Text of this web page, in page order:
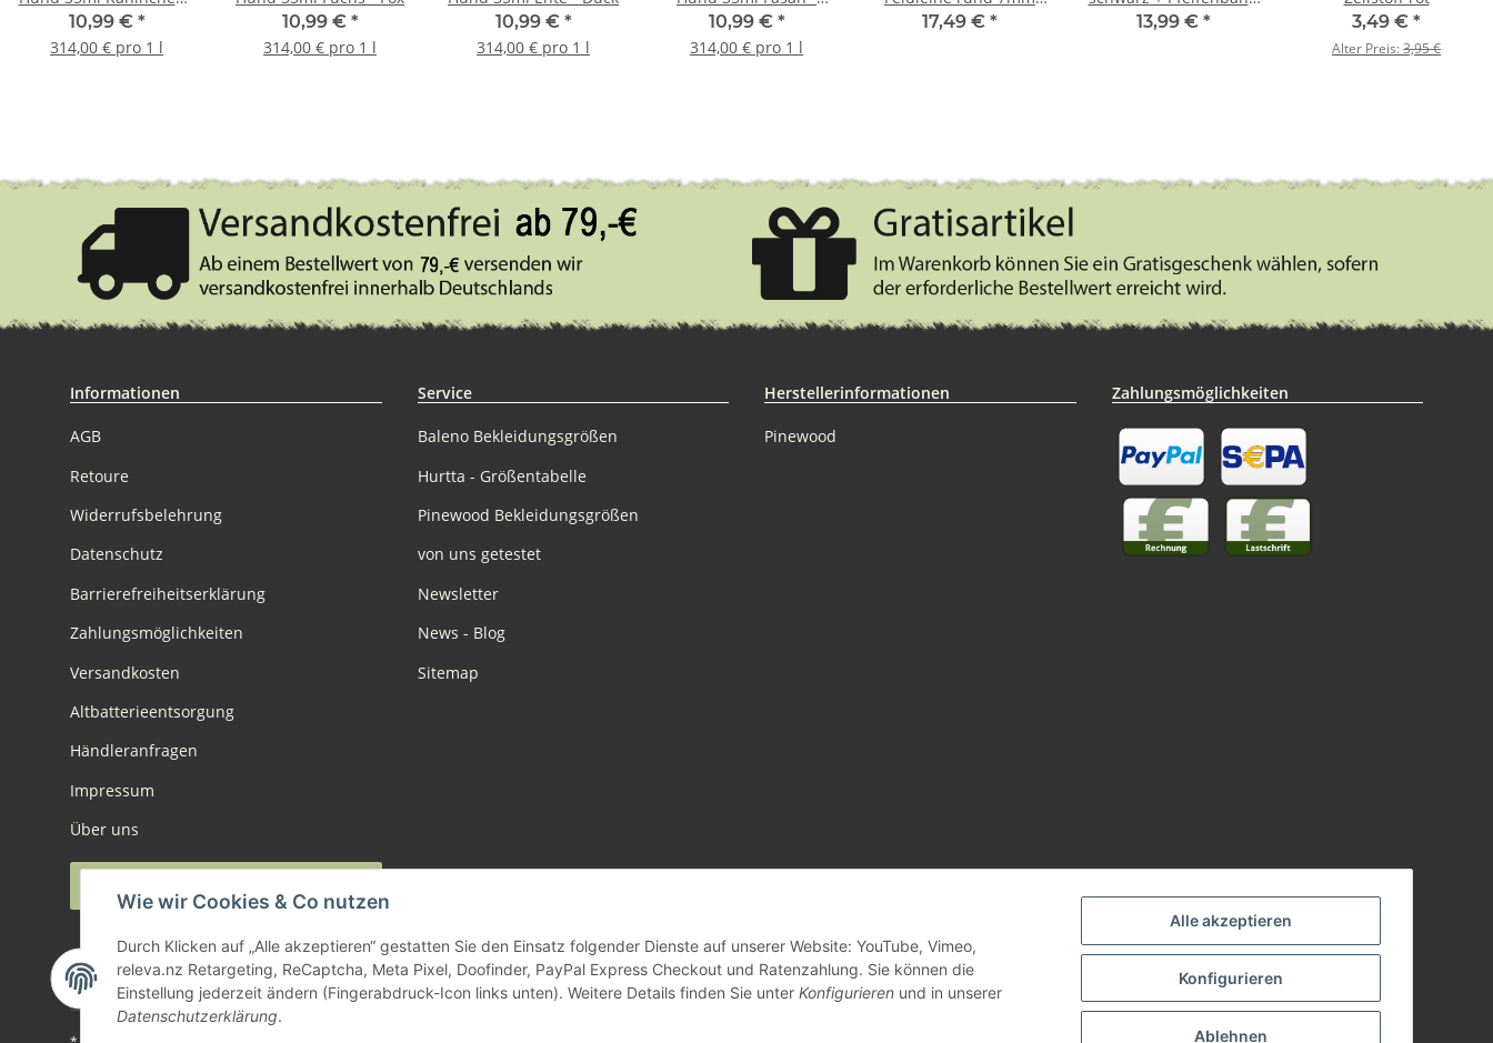
Alle akzeptieren
Konfigurieren
Ablehnen
Wie wir Cookies & Co nutzen
Durch Klicken auf „Alle akzeptieren“ gestatten Sie den Einsatz folgender Dienste auf unserer Website: YouTube, Vimeo,
releva.nz Retargeting, ReCaptcha, Meta Pixel, Doofinder, PayPal Express Checkout und Ratenzahlung. Sie können die
Einstellung jederzeit ändern (Fingerabdruck-Icon links unten). Weitere Details finden Sie unter Konfigurieren und in unserer
Datenschutzerklärung.
Rabbit
10,99 € *
314,00 € pro 1 l
10,99 € *
314,00 € pro 1 l
10,99 € *
314,00 € pro 1 l
Pheasant
10,99 € *
314,00 € pro 1 l
neon orange Standard
17,49 € *
kostenlos
13,99 € *
3,49 € *
Alter Preis:3,95 €
Informationen
AGB
Retoure
Widerrufsbelehrung
Datenschutz
Barrierefreiheitserklärung
Zahlungsmöglichkeiten
Versandkosten
Altbatterieentsorgung
Händleranfragen
Impressum
Über uns
Service
Baleno Bekleidungsgrößen
Hurtta - Größentabelle
Pinewood Bekleidungsgrößen
von uns getestet
Newsletter
News - Blog
Sitemap
Herstellerinformationen
Pinewood
Zahlungsmöglichkeiten